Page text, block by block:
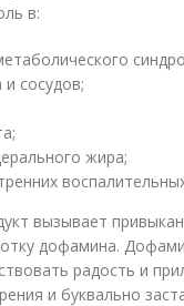
в:
и сосудов;
жира;
вызывает
дофамина.
радость и
и буквально